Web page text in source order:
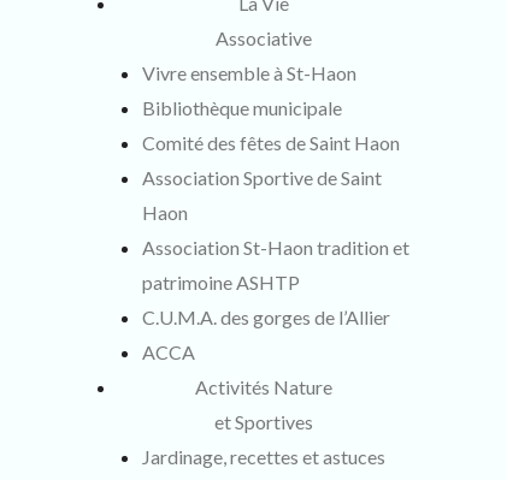
Associative
Vivre ensemble à St-Haon
Bibliothèque municipale
Comité des fêtes de Saint Haon
Association Sportive de Saint
Haon
Association St-Haon tradition et
patrimoine ASHTP
C.U.M.A. des gorges de l’Allier
ACCA
Activités Nature
et Sportives
Jardinage, recettes et astuces